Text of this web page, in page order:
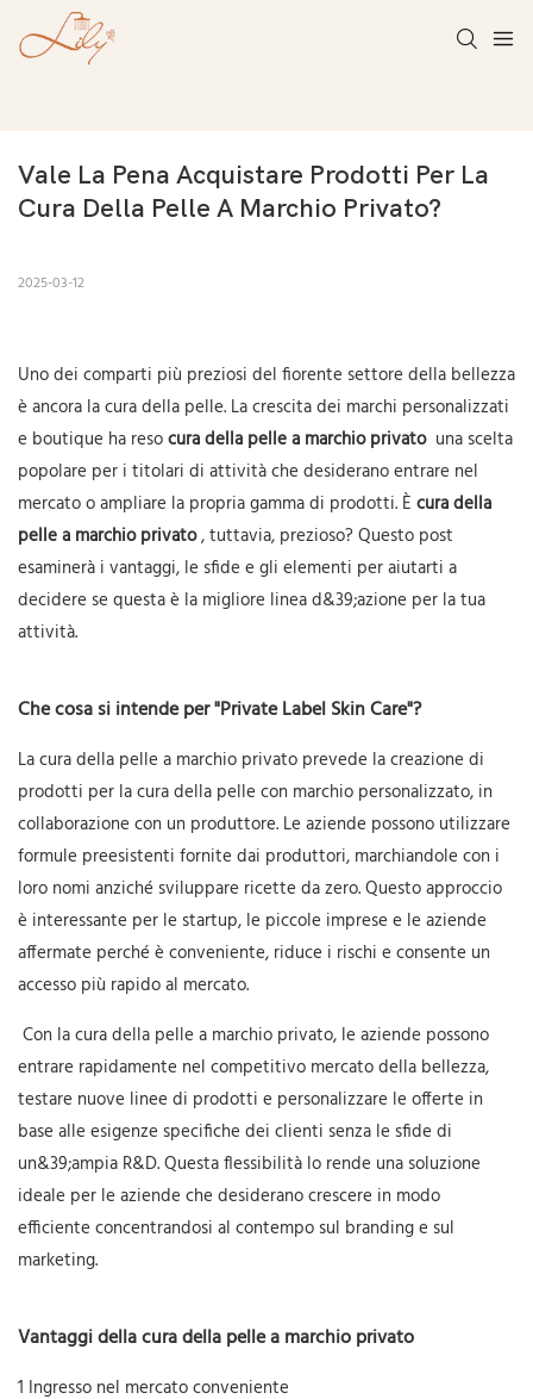
Vale La Pena Acquistare Prodotti Per La
Cura Della Pelle A Marchio Privato?
2025-03-12
Uno dei comparti più preziosi del fiorente settore della bellezza
è ancora la cura della pelle. La crescita dei marchi personalizzati
e boutique ha resocura della pelle a marchio privato una scelta
popolare per i titolari di attività che desiderano entrare nel
mercato o ampliare la propria gamma di prodotti. È cura della
pelle a marchio privato, tuttavia, prezioso? Questo post
esaminerà i vantaggi, le sfide e gli elementi per aiutarti a
decidere se questa è la migliore linea d&39;azione per la tua
attività.
Che cosa si intende per "Private Label Skin Care"?
La cura della pelle a marchio privato prevede la creazione di
prodotti per la cura della pelle con marchio personalizzato, in
collaborazione con un produttore. Le aziende possono utilizzare
formule preesistenti fornite dai produttori, marchiandole con i
loro nomi anziché sviluppare ricette da zero. Questo approccio
è interessante per le startup, le piccole imprese e le aziende
affermate perché è conveniente, riduce i rischi e consente un
accesso più rapido al mercato.
Con la cura della pelle a marchio privato, le aziende possono
entrare rapidamente nel competitivo mercato della bellezza,
testare nuove linee di prodotti e personalizzare le offerte in
base alle esigenze specifiche dei clienti senza le sfide di
un&39;ampia R&D. Questa flessibilità lo rende una soluzione
ideale per le aziende che desiderano crescere in modo
efficiente concentrandosi al contempo sul branding e sul
marketing.
Vantaggi della cura della pelle a marchio privato
1 Ingresso nel mercato conveniente